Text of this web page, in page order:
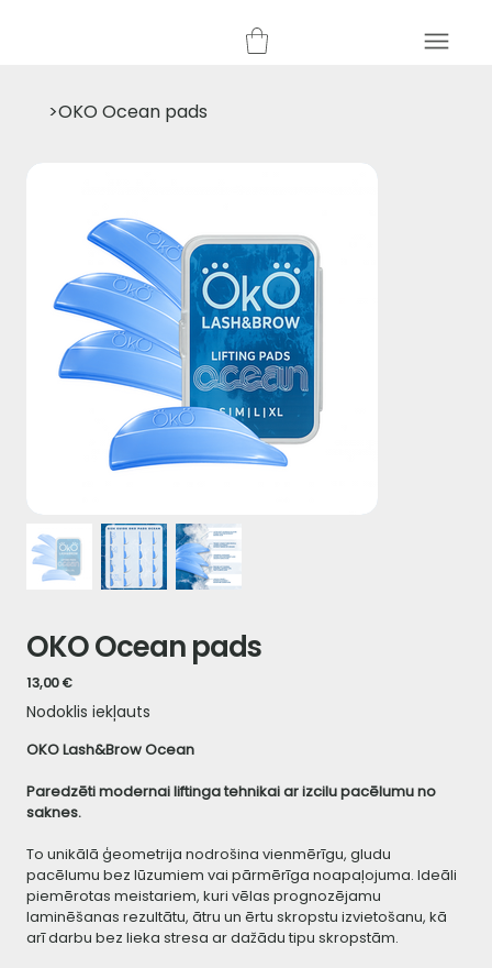
>OKO Ocean pads
OKO Ocean pads
Cena
13,00 €
Nodoklis iekļauts
OKO Lash&Brow Ocean
Paredzēti modernai liftinga tehnikai ar izcilu pacēlumu no
saknes.
To unikālā ģeometrija nodrošina vienmērīgu, gludu
pacēlumu bez lūzumiem vai pārmērīga noapaļojuma. Ideāli
piemērotas meistariem, kuri vēlas prognozējamu
laminēšanas rezultātu, ātru un ērtu skropstu izvietošanu, kā
arī darbu bez lieka stresa ar dažādu tipu skropstām.